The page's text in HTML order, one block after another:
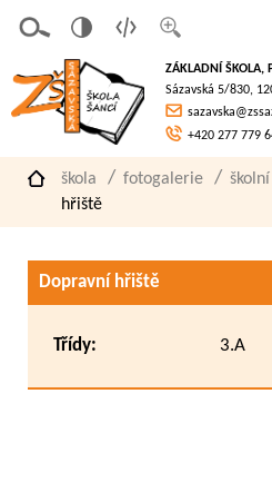
písmo
á
verze
pro
slaboz
raké
ZÁKLADNÍ ŠKOLA,
Sázavská 5/830,
+420 277 779
škola fotogalerie
hřiště
Dopravní hřiště
Třídy: 3.A